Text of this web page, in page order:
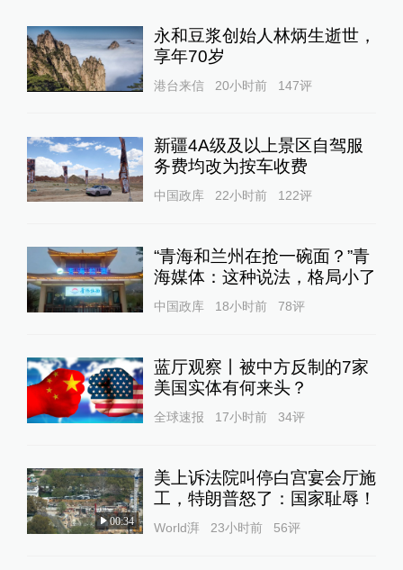
永和豆浆创始人林炳生逝世，
享年70岁
港台来信 20小时前 147评
新疆4A级及以上景区自驾服
务费均改为按车收费
中国政库 22小时前 122评
“青海和兰州在抢一碗面？”青
海媒体：这种说法，格局小了
中国政库 18小时前 78评
蓝厅观察丨被中方反制的7家
美国实体有何来头？
全球速报 17小时前 34评
00:34
美上诉法院叫停白宫宴会厅施
工，特朗普怒了：国家耻辱！
World湃 23小时前 56评